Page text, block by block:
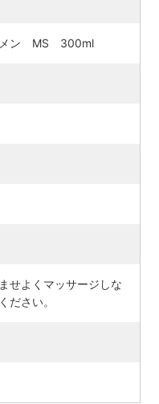
メン MS 300ml
せよくマッサージしな
ださい。